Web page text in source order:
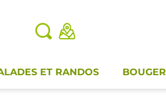
ET RANDOS BOUGER